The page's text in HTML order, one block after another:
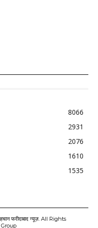
8066
2931
2076
1610
1535
फरीदाबाद न्यूज़. All Rights